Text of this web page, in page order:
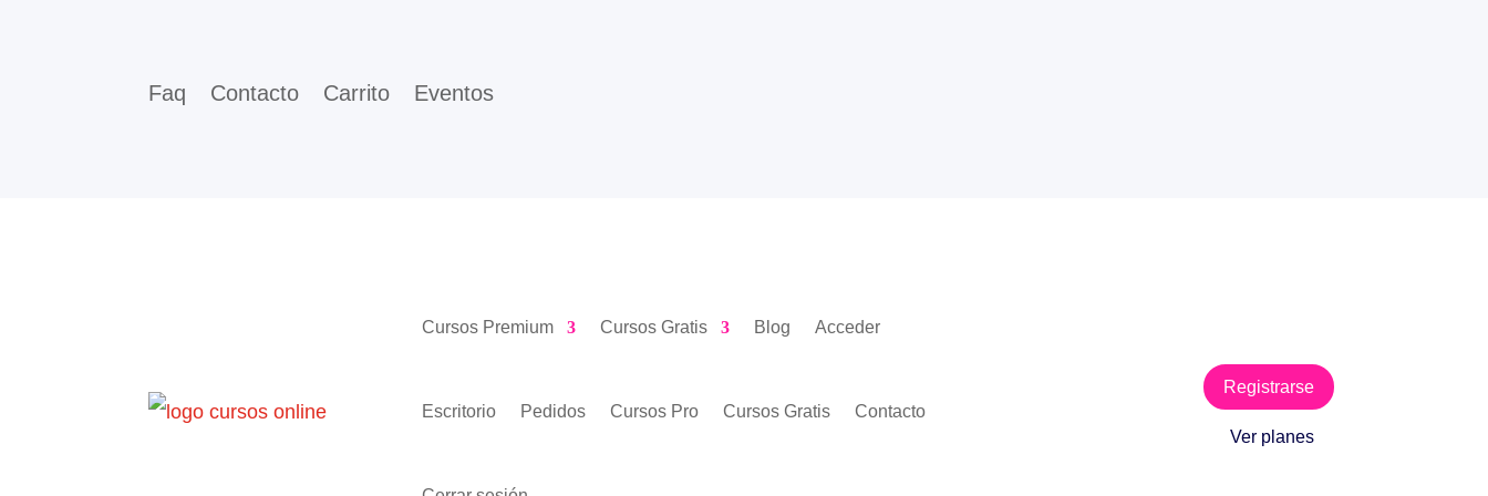
Faq Contacto Carrito Eventos
Cursos Premium Cursos Gratis Blog Acceder
Escritorio Pedidos Cursos Pro Cursos Gratis Contacto
Registrarse
Ver planes